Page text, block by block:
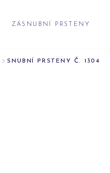
ZÁSNUBNÍ PRSTENY
SNUBNÍ PRSTENY Č. 1304